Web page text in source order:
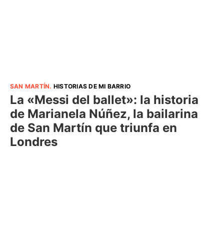
SAN MARTÍN. HISTORIAS DE MI BARRIO
La «Messi del ballet»: la historia
de Marianela Núñez, la bailarina
de San Martín que triunfa en
Londres